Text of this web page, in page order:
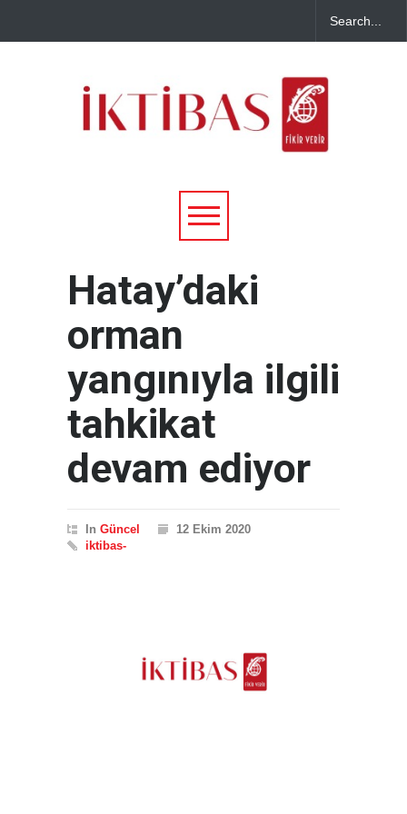
Hatay’daki
orman
yangınıyla ilgili
tahkikat
devam ediyor
In Güncel
12 Ekim 2020
iktibas-